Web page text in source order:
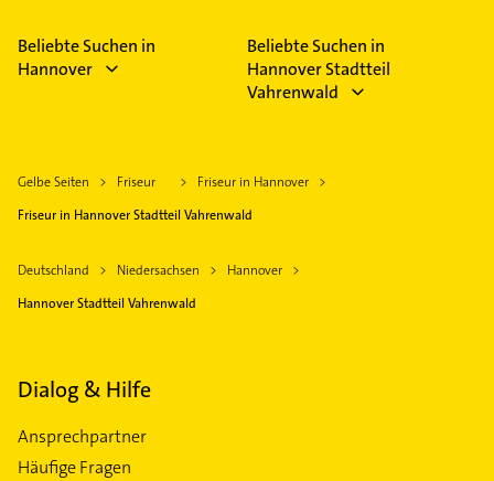
Beliebte Suchen in
Hannover
Beliebte Suchen in
Hannover Stadtteil
Vahrenwald
Gelbe Seiten Friseur
Friseur in Hannover
Friseur in Hannover Stadtteil Vahrenwald
Deutschland Niedersachsen
Hannover
Hannover Stadtteil Vahrenwald
Dialog & Hilfe
Ansprechpartner
Häufige Fragen